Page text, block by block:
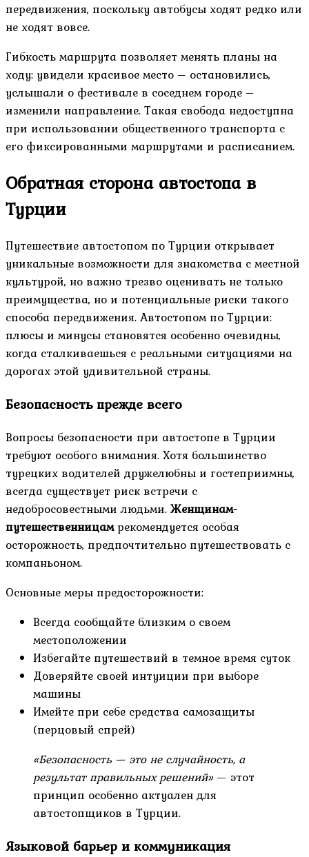
передвижения, поскольку автобусы ходят редко или
не ходят вовсе.
Гибкость маршрута позволяет менять планы на
ходу: увидели красивое место – остановились,
услышали о фестивале в соседнем городе –
изменили направление. Такая свобода недоступна
при использовании общественного транспорта с
его фиксированными маршрутами и расписанием.
Обратная сторона автостопа в
Турции
Путешествие автостопом по Турции открывает
уникальные возможности для знакомства с местной
культурой, но важно трезво оценивать не только
преимущества, но и потенциальные риски такого
способа передвижения. Автостопом по Турции:
плюсы и минусы становятся особенно очевидны,
когда сталкиваешься с реальными ситуациями на
дорогах этой удивительной страны.
Безопасность прежде всего
Вопросы безопасности при автостопе в Турции
требуют особого внимания. Хотя большинство
турецких водителей дружелюбны и гостеприимны,
всегда существует риск встречи с
недобросовестными людьми.Женщинам-
путешественницамрекомендуется особая
осторожность, предпочтительно путешествовать с
компаньоном.
Основные меры предосторожности:
Всегда сообщайте близким о своем
местоположении
Избегайте путешествий в темное время суток
Доверяйте своей интуиции при выборе
машины
Имейте при себе средства самозащиты
(перцовый спрей)
«Безопасность — это не случайность, а
результат правильных решений» — этот
принцип особенно актуален для
автостопщиков в Турции.
Языковой барьер и коммуникация